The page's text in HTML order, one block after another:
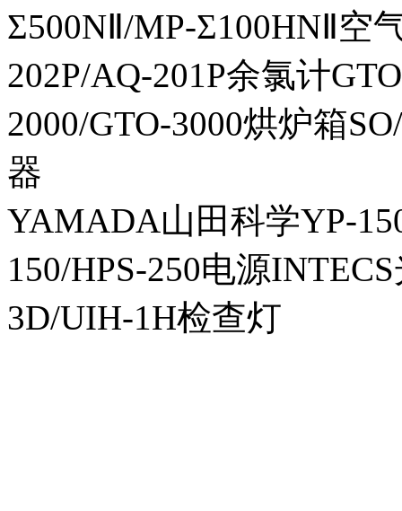
Σ500NⅡ/MP-Σ100HNⅡ空
202P/AQ-201P余氯计
2000/GTO-3000烘炉箱
器
YAMADA山田科学YP-
150/HPS-250电源
3D/UIH-1H检查灯